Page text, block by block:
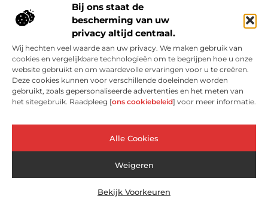
Bij ons staat de
bescherming van uw
privacy altijd centraal.
Wij hechten veel waarde aan uw privacy. We maken gebruik van
cookies en vergelijkbare technologieën om te begrijpen hoe u onze
website gebruikt en om waardevolle ervaringen voor u te creëren.
Deze cookies kunnen voor verschillende doeleinden worden
gebruikt, zoals gepersonaliseerde advertenties en het meten van
het sitegebruik. Raadpleeg [ons cookiebeleid] voor meer informatie.
Alle Cookies
Weigeren
Bekijk Voorkeuren
Alles wat je nodig hebt voor een rijker dagelijks leven.
Ontdek een diverse verzameling van blogs en artikelen die je
inspireren, informeren en verrijken – van praktische tips tot
bijzondere verhalen.
Bericht categorie
Onze informatie
Cookiebeleid (EU)